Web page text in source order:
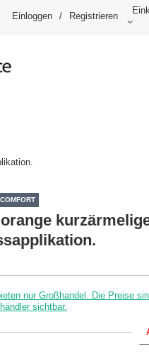
Einloggen / Registrieren
nur Großhandel. Die Preise
sichtbar.